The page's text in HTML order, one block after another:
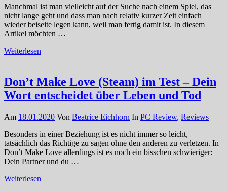
Manchmal ist man vielleicht auf der Suche nach einem Spiel, das
nicht lange geht und dass man nach relativ kurzer Zeit einfach
wieder beiseite legen kann, weil man fertig damit ist. In diesem
Artikel möchten …
Weiterlesen
Don’t Make Love (Steam) im Test – Dein
Wort entscheidet über Leben und Tod
Am 18.01.2020 Von Beatrice Eichhorn In PC Review, Reviews
Besonders in einer Beziehung ist es nicht immer so leicht,
tatsächlich das Richtige zu sagen ohne den anderen zu verletzen. In
Don’t Make Love allerdings ist es noch ein bisschen schwieriger:
Dein Partner und du …
Weiterlesen